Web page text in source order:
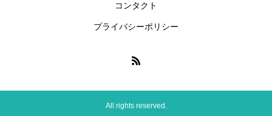
コンタクト
プライバシーポリシー
All rights reserved.